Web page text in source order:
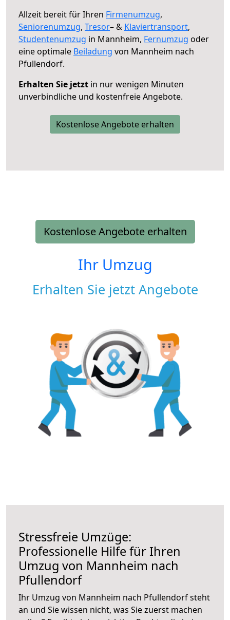
Allzeit bereit für Ihren Firmenumzug,
Seniorenumzug, Tresor– & Klaviertransport,
Studentenumzug in Mannheim, Fernumzug oder
eine optimale Beiladung von Mannheim nach
Pfullendorf.
Erhalten Sie jetzt in nur wenigen Minuten
unverbindliche und kostenfreie Angebote.
Kostenlose Angebote erhalten
Kostenlose Angebote erhalten
Ihr Umzug
Erhalten Sie jetzt Angebote
Stressfreie Umzüge:
Professionelle Hilfe für Ihren
Umzug von Mannheim nach
Pfullendorf
Ihr Umzug von Mannheim nach Pfullendorf steht
an und Sie wissen nicht, was Sie zuerst machen